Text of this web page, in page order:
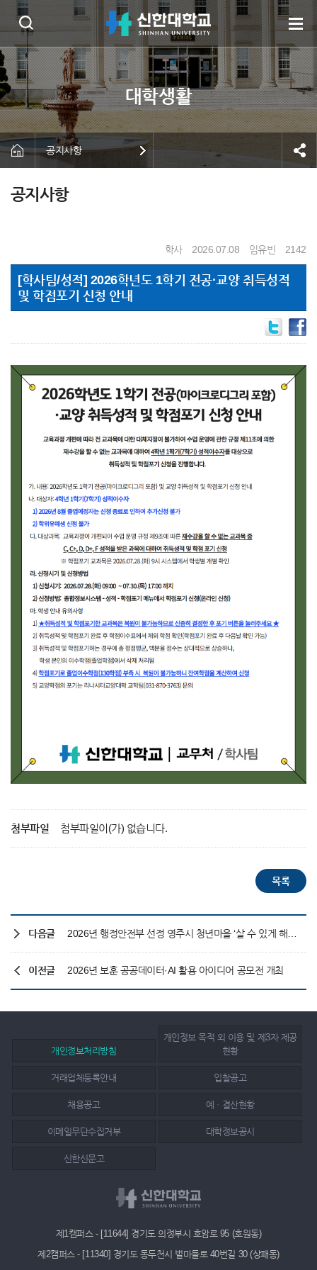
공지사항
공지사항
학사 2026.07.08 임유빈 2142
[학사팀/성적] 2026학년도 1학기 전공·교양 취득성적
및 학점포기 신청 안내
첨부파일 첨부파일이(가) 없습니다.
다음글
이전글 2026년 보훈 공공데이터·AI 활용 아이디어 공모전 개최
개인정보처리방침
개인정보 목적 외 이용 및 제3자 제공
현황
거래업체등록안내 입찰공고
채용공고 예ㆍ결산현황
이메일무단수집거부 대학정보공시
신한신문고
제1캠퍼스 - [11644] 경기도 의정부시 호암로 95 (호원동)
제2캠퍼스 - [11340] 경기도 동두천시 벌마들로 40번길 30 (상패동)